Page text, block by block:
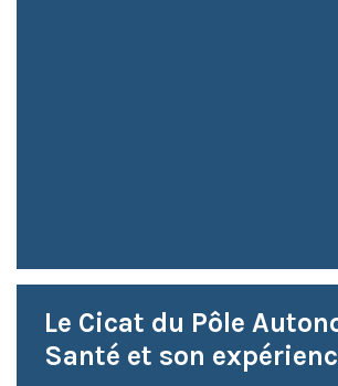
Le Cicat du Pôle
Santé et son